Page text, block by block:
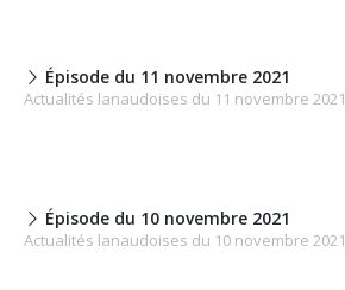
Épisode du 11 novembre 2021
Actualités lanaudoises du 11 novembre 2021
Épisode du 10 novembre 2021
Actualités lanaudoises du 10 novembre 2021